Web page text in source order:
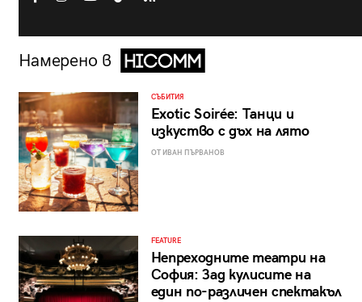
Намерено в
СЪБИТИЯ
Exotic Soirée: Танци и
изкуство с дъх на лято
ОТ ИВАН ПЪРВАНОВ
FEATURE
Непреходните театри на
София: Зад кулисите на
един по-различен спектакъл